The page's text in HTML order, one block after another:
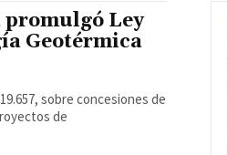
Ley
Geotérmica
sobre concesiones de
de